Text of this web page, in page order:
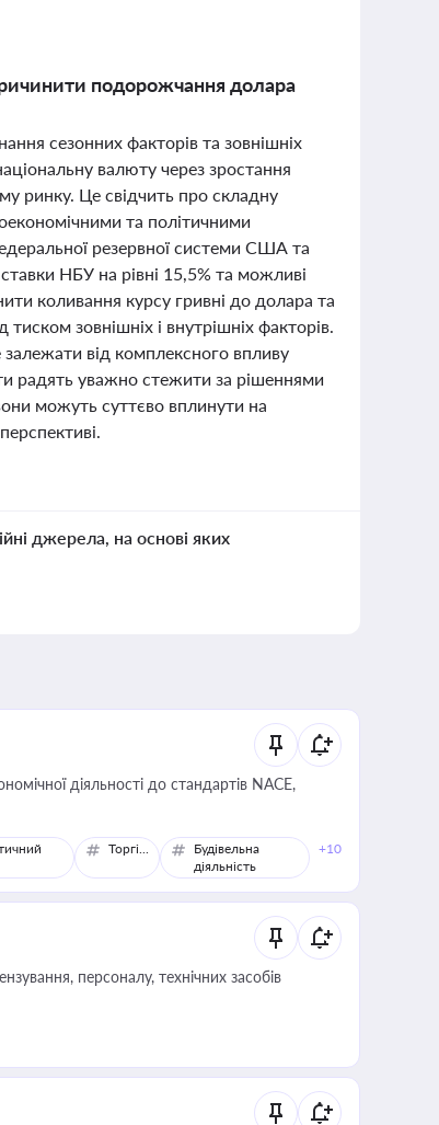
подорожчання долара
сезонних факторів та зовнішніх
валюту через зростання
ринку. Це свідчить про складну
та політичними
резервної системи США та
НБУ на рівні 15,5% та можливі
коливання курсу гривні до долара та
зовнішніх і внутрішніх факторів.
від комплексного впливу
радять уважно стежити за рішеннями
можуть суттєво вплинути на
джерела, на основі яких
діяльності до стандартів NACE,
Торгівля
Будівельна
діяльність
+10
персоналу, технічних засобів